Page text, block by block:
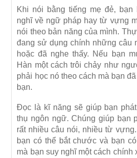
Khi nói bằng tiếng mẹ đẻ, bạn
nghĩ về ngữ pháp hay từ vựng
nói theo bản năng của mình.
đang sử dụng chính những câu
hoặc đã nghe thấy. Nếu bạn
Hàn một cách trôi chảy như
phải học nó theo cách mà bạn
bạn.
Đọc là kĩ năng sẽ giúp bạn
thụ ngôn ngữ. Chúng giúp bạn
rất nhiều câu nói, nhiều từ
bạn có thể bắt chước và bạn
mà bạn suy nghĩ một cách chính